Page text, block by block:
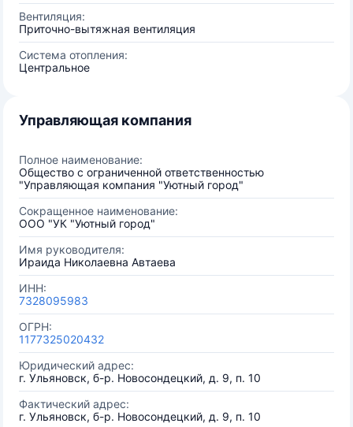
Вентиляция:
Приточно-вытяжная вентиляция
Система отопления:
Центральное
Управляющая компания
Полное наименование:
Общество с ограниченной ответственностью
"Управляющая компания "Уютный город"
Сокращенное наименование:
ООО "УК "Уютный город"
Имя руководителя:
Ираида Николаевна Автаева
ИНН:
7328095983
ОГРН:
1177325020432
Юридический адрес:
г. Ульяновск, б-р. Новосондецкий, д. 9, п. 10
Фактический адрес:
г. Ульяновск, б-р. Новосондецкий, д. 9, п. 10